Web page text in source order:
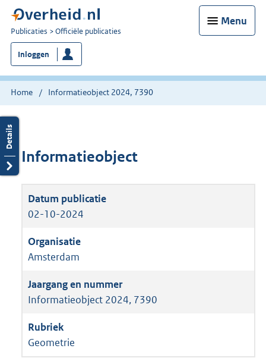
Menu
U
bent
nu
hier:
Publicaties Officiële publicaties
Inloggen
Home Informatieobject 2024, 7390
Informatieobject
02-10-2024
Amsterdam
Informatieobject 2024, 7390
Geometrie